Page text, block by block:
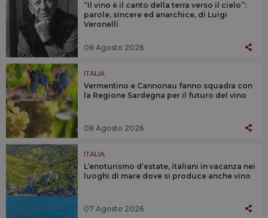
“Il vino è il canto della terra verso il cielo”:
parole, sincere ed anarchice, di Luigi
Veronelli
08 Agosto 2026
ITALIA
Vermentino e Cannonau fanno squadra con
la Regione Sardegna per il futuro del vino
08 Agosto 2026
ITALIA
L’enoturismo d’estate, italiani in vacanza nei
luoghi di mare dove si produce anche vino
07 Agosto 2026